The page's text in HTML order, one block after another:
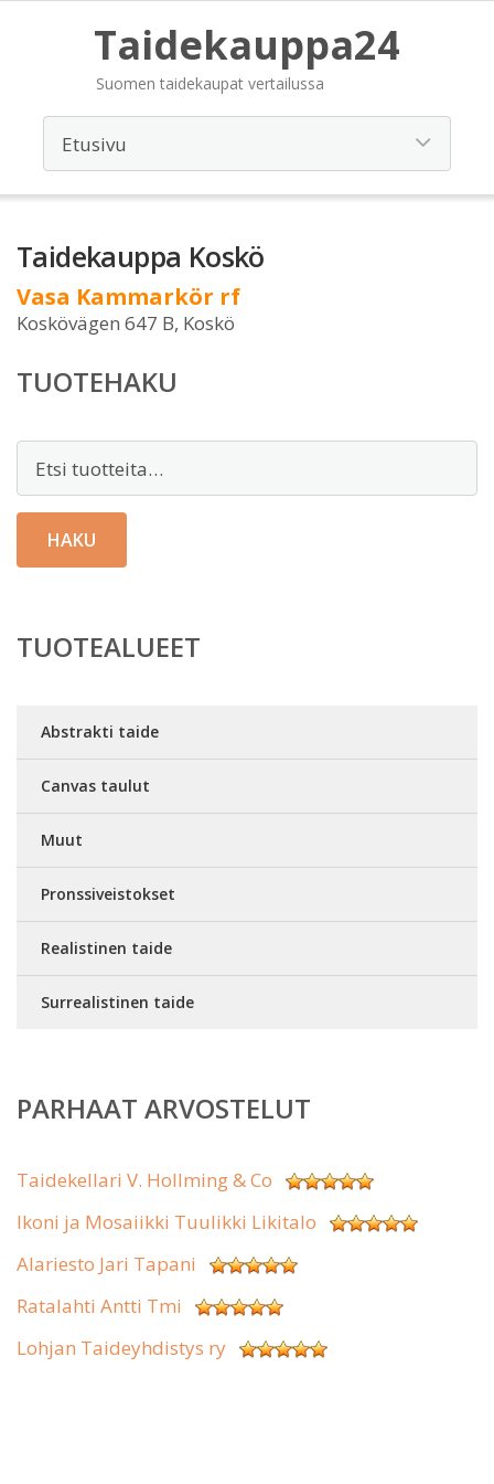
Taidekauppa24
Suomen taidekaupat vertailussa
Taidekauppa Koskö
Vasa Kammarkör rf
Koskövägen 647 B, Koskö
TUOTEHAKU
HAKU
TUOTEALUEET
Abstrakti taide
Canvas taulut
Muut
Pronssiveistokset
Realistinen taide
Surrealistinen taide
PARHAAT ARVOSTELUT
Taidekellari V. Hollming & Co
Ikoni ja Mosaiikki Tuulikki Likitalo
Alariesto Jari Tapani
Ratalahti Antti Tmi
Lohjan Taideyhdistys ry